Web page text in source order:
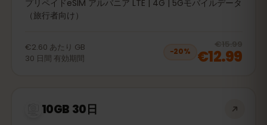
プリペイドeSIM アルバニア LTE | 4G | 5Gモバイルデータ
（旅行者向け）
€2.60 あたり GB
30 日間 有効期間
−20%
€15.99
€12.99
10GB 30日